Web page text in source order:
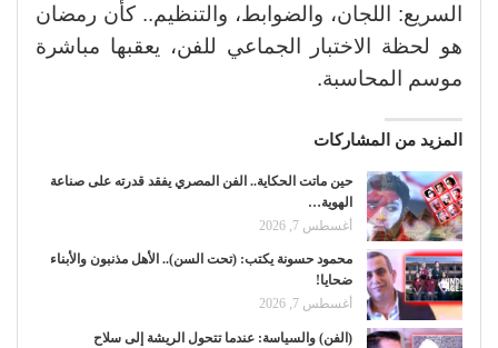
السريع: اللجان، والضوابط، والتنظيم.. كأن رمضان
هو لحظة الاختبار الجماعي للفن، يعقبها مباشرة
موسم المحاسبة.
المزيد من المشاركات
حين ماتت الحكاية.. الفن المصري يفقد قدرته على صناعة
الهوية…
أغسطس 7, 2026
محمود حسونة يكتب: (تحت السن).. الأهل مذنبون والأبناء
ضحايا!
أغسطس 7, 2026
(الفن) والسياسة: عندما تتحول الريشة إلى سلاح